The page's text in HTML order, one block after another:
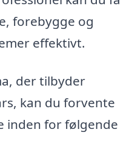
forebygge og
effektivt.
der tilbyder
kan du forvente
inden for følgende